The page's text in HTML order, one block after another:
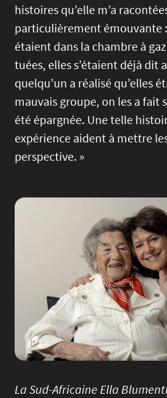
histoires qu’elle m’a
particulièrement émouvante
étaient dans la chambre à
tuées, elles s’étaient déjà dit
quelqu’un a réalisé qu’elles
mauvais groupe, on les a fait
été épargnée. Une telle
expérience aident à mettre
perspective. »
Image
La Sud-Africaine Ella